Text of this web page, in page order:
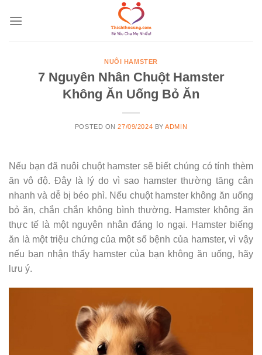
NUÔI HAMSTER
7 Nguyên Nhân Chuột Hamster
Không Ăn Uống Bỏ Ăn
POSTED ON27/09/2024 BYADMIN
Nếu bạn đã nuôi chuột hamster sẽ biết chúng có tính thèm
ăn vô độ. Đây là lý do vì sao hamster thường tăng cân
nhanh và dễ bị béo phì. Nếu chuột hamster không ăn uống
bỏ ăn, chắn chắn không bình thường. Hamster không ăn
thực tế là một nguyên nhân đáng lo ngại. Hamster biếng
ăn là một triệu chứng của một số bệnh của hamster, vì vậy
nếu bạn nhận thấy hamster của bạn không ăn uống, hãy
lưu ý.